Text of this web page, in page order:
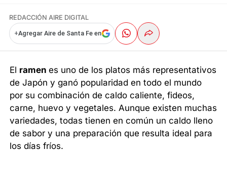
REDACCIÓN AIRE DIGITAL
+Agregar Aire de Santa Fe en
El ramenes uno de los platos más representativos
de Japón y ganó popularidad en todo el mundo
por su combinación de caldo caliente, fideos,
carne, huevo y vegetales. Aunque existen muchas
variedades, todas tienen en común un caldo lleno
de sabor y una preparación que resulta ideal para
los días fríos.